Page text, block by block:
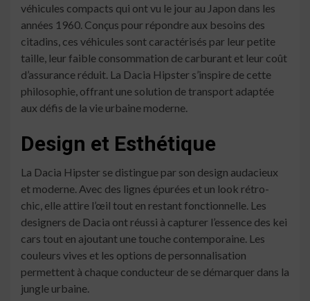
véhicules compacts qui ont vu le jour au Japon dans les
années 1960. Conçus pour répondre aux besoins des
citadins, ces véhicules sont caractérisés par leur petite
taille, leur faible consommation de carburant et leur coût
d’assurance réduit. La Dacia Hipster s’inspire de cette
philosophie, offrant une solution de transport adaptée
aux défis de la vie urbaine moderne.
Design et Esthétique
La Dacia Hipster se distingue par son design audacieux
et moderne. Avec des lignes épurées et un look rétro-
chic, elle attire l’œil tout en restant fonctionnelle. Les
designers de Dacia ont réussi à capturer l’essence des kei
cars tout en ajoutant une touche contemporaine. Les
couleurs vives et les options de personnalisation
permettent à chaque conducteur de se démarquer dans la
jungle urbaine.